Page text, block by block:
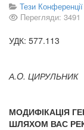
Тези
Перегляди: 3491
УДК: 577.113
А.O. ЦИРУЛЬНИК
МОДИФІКАЦІЯ
ШЛЯХОМ ВАС